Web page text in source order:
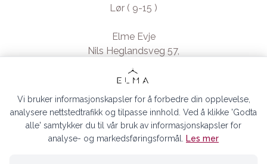
Lør ( 9-15 )
Elme Evje
Nils Heglandsveg 57,
4735 Evje, Norway
- Org. nr. 923370994
Vi bruker informasjonskapsler for å forbedre din opplevelse,
analysere nettstedtrafikk og tilpasse innhold. Ved å klikke 'Godta
alle' samtykker du til vår bruk av informasjonskapsler for
analyse- og markedsføringsformål.
Les mer